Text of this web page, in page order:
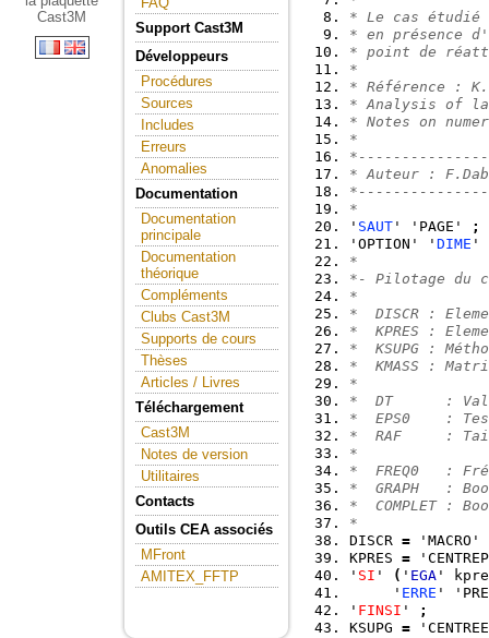
Cast3M
Support Cast3M
Développeurs
Procédures
Sources
Includes
Erreurs
Anomalies
Documentation
Documentation
principale
Documentation
théorique
Compléments
Clubs Cast3M
Supports de cours
Thèses
Articles / Livres
Téléchargement
Cast3M
Notes de version
Utilitaires
Contacts
Outils CEA associés
MFront
AMITEX_FFTP
* Le cas étudié
* en présence
* point de
*
* Référence :
* Analysis of
* Notes on
*
* Auteur :
*
' SAUT ' 'PAGE'
;
'OPTION' ' DIME '
*
*- Pilotage du
*
*  DISCR :
*  KPRES :
*  KSUPG :
*  KMASS :
*
*  DT      :
*  EPS0    :
*  RAF     :
*
*  FREQ0   :
*  GRAPH   :
*  COMPLET :
*
DISCR = 'MACRO'
KPRES =
' SI ' ( ' EGA '
     '
ERRE '
' FINSI '
;
KSUPG =